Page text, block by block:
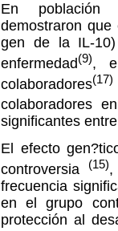
En población
demostraron
gen de la IL-
enfermedad(9),
colaboradores(17)
colaboradores
significantes
El efecto
controversia
(15),
frecuencia
en el grupo
protección al